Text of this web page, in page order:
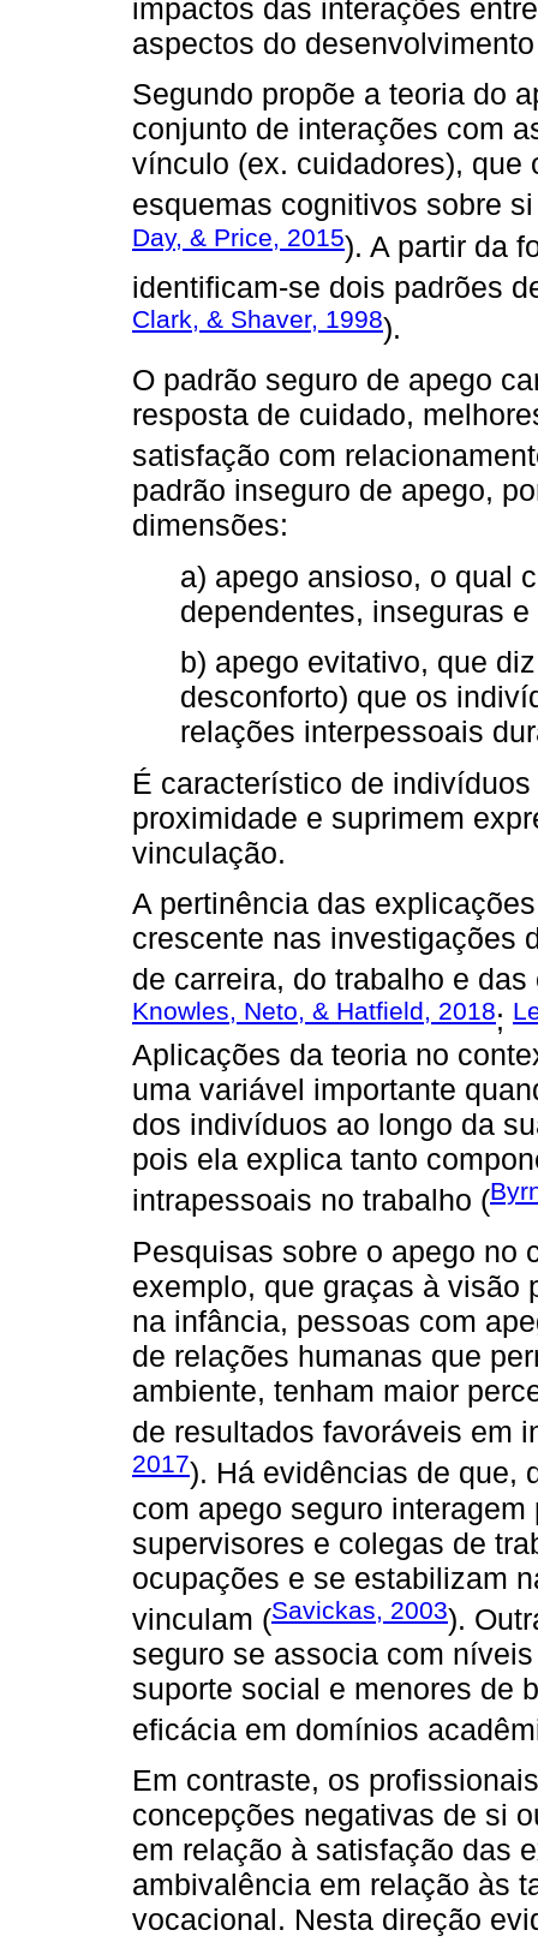
impactos das interações
aspectos do
Segundo propõe a teoria do
conjunto de interações com
vínculo (ex. cuidadores),
esquemas cognitivos sobre
Day, & Price, 2015). A partir da
identificam-se dois padrões
Clark, & Shaver, 1998).
O padrão seguro de apego
resposta de cuidado,
satisfação com
padrão inseguro de apego,
dimensões:
a) apego ansioso, o qual
dependentes, inseguras
b) apego evitativo, que
desconforto) que os
relações interpessoais
É característico de
proximidade e suprimem
vinculação.
A pertinência das
crescente nas investigações
de carreira, do trabalho e
Knowles, Neto, & Hatfield, 2018;
Aplicações da teoria no
uma variável importante
dos indivíduos ao longo da
pois ela explica tanto
intrapessoais no trabalho (
Pesquisas sobre o apego no
exemplo, que graças à visão
na infância, pessoas com
de relações humanas que
ambiente, tenham maior
de resultados favoráveis em
2017). Há evidências de que,
com apego seguro
supervisores e colegas de
ocupações e se estabilizam
vinculam (Savickas, 2003).
seguro se associa com
suporte social e menores de
eficácia em domínios
Em contraste, os
concepções negativas de si
em relação à satisfação das
ambivalência em relação às
vocacional. Nesta direção